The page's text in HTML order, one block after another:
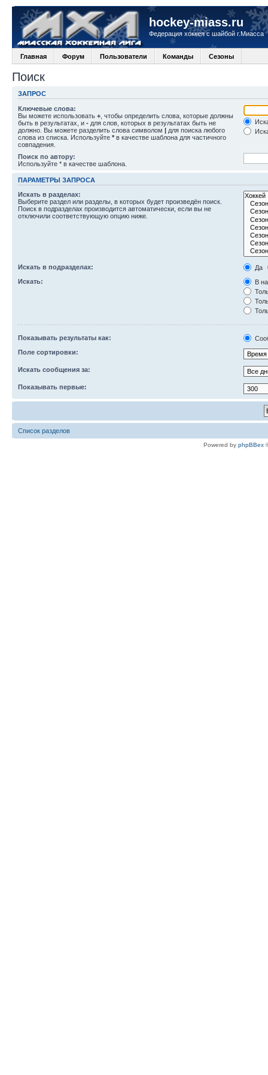
hockey-miass.ru
Федерация хоккея с шайбой г.Миасса
Главная Форум Пользователи Команды Сезоны
Поиск
ЗАПРОС
Ключевые слова:
Вы можете использовать + , чтобы определить слова, которые должны
быть в результатах, и - для слов, которых в результатах быть не
должно. Вы можете разделить слова символом | для поиска любого
слова из списка. Используйте * в качестве шаблона для частичного
совпадения.
Поиск по автору:
Используйте * в качестве шаблона.
ПАРАМЕТРЫ ЗАПРОСА
Искать в разделах:
Выберите раздел или разделы, в которых будет произведён поиск.
Поиск в подразделах производится автоматически, если вы не
отключили соответствующую опцию ниже.
Искать в подразделах:
Да
Искать:
В
Показывать результаты как:
Поле сортировки:
Искать сообщения за:
Показывать первые:
Список разделов
Powered by phpBBex